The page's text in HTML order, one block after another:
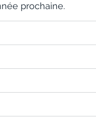
prochaine.